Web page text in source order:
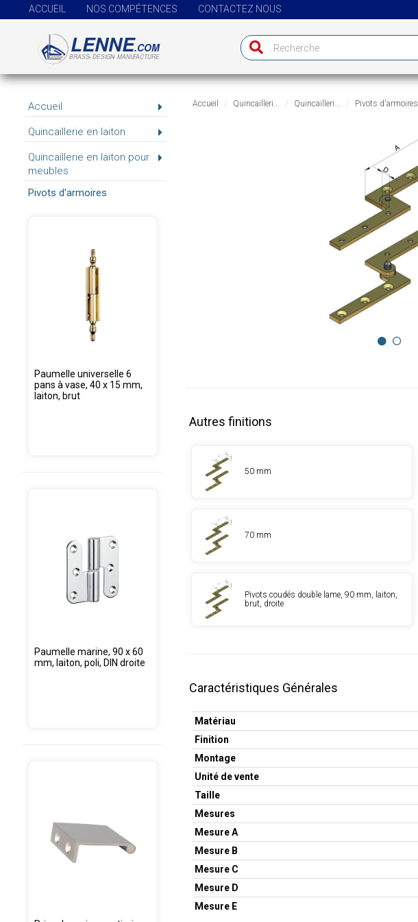
ACCUEIL NOS COMPÉTENCES CONTACTEZ NOUS
Accueil
Quincaillerie en laiton
Quincaillerie en laiton pour
meubles
Pivots d'armoires
Paumelle universelle 6
pans à vase, 40 x 15 mm,
laiton, brut
Paumelle marine, 90 x 60
mm, laiton, poli, DIN droite
Accueil Quincailleri... Quincailleri... Pivots d'armoires
Autres finitions
50 mm
70 mm
Pivots coudés double lame, 90 mm, laiton,
brut, droite
Caractéristiques Générales
Matériau
Finition
Montage
Unité de vente
Taille
Mesures
Mesure A
Mesure B
Mesure C
Mesure D
Mesure E